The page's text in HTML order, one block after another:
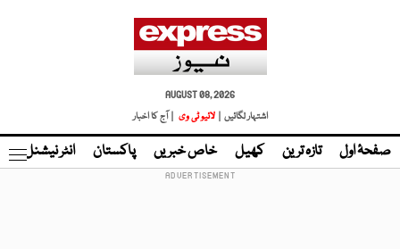
AUGUST 08, 2026
اشتہار لگائیں |
لائیو ٹی وی | آج کا اخبار
صفحۂ اول تازہ ترین کھیل خاص خبریں پاکستان انٹر نیشنل